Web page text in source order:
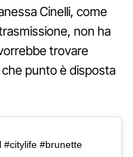
Cinelli, come
non ha
trovare
punto è disposta
#citylife #brunette